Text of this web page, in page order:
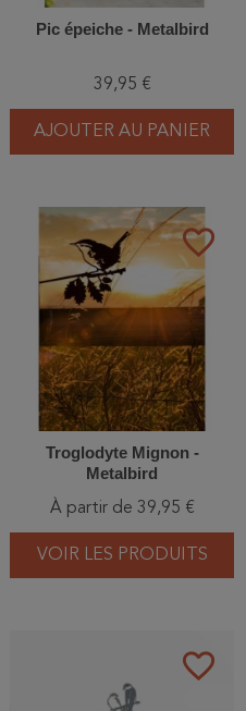
Pic épeiche - Metalbird
39,95 €
AJOUTER AU PANIER
favorite_border
Troglodyte Mignon -
Metalbird
À partir de 39,95 €
VOIR LES PRODUITS
favorite_border